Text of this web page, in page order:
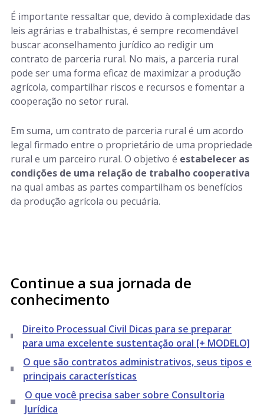
É importante ressaltar que, devido à complexidade das
leis agrárias e trabalhistas, é sempre recomendável
buscar aconselhamento jurídico ao redigir um
contrato de parceria rural. No mais, a parceria rural
pode ser uma forma eficaz de maximizar a produção
agrícola, compartilhar riscos e recursos e fomentar a
cooperação no setor rural.
Em suma, um contrato de parceria rural é um acordo
legal firmado entre o proprietário de uma propriedade
rural e um parceiro rural. O objetivo é estabelecer as
condições de uma relação de trabalho cooperativa
na qual ambas as partes compartilham os benefícios
da produção agrícola ou pecuária.
Continue a sua jornada de
conhecimento
Direito Processual Civil Dicas para se preparar
para uma excelente sustentação oral [+ MODELO]
O que são contratos administrativos, seus tipos e
principais características
O que você precisa saber sobre Consultoria
Jurídica